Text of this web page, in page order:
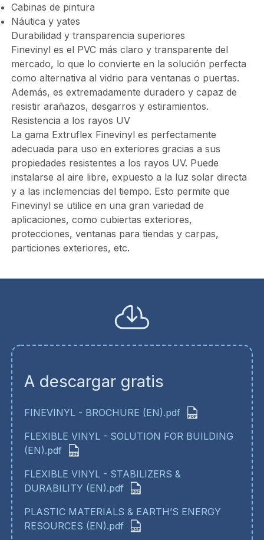
Cabinas de pintura
Náutica y yates
Durabilidad y transparencia superiores
Finevinyl es el PVC más claro y transparente del
mercado, lo que lo convierte en la solución perfecta
como alternativa al vidrio para ventanas o puertas.
Además, es extremadamente duradero y capaz de
resistir arañazos, desgarros y estiramientos.
Resistencia a los rayos UV
La gama Extruflex Finevinyl es perfectamente
adecuada para uso en exteriores gracias a sus
propiedades resistentes a los rayos UV. Puede
instalarse al aire libre, expuesto a la luz solar directa
y a las inclemencias del tiempo. Esto permite que
Finevinyl se utilice en una gran variedad de
aplicaciones, como cubiertas exteriores,
protecciones, ventanas para tiendas y carpas,
particiones exteriores, etc.
A descargar gratis
FINEVINYL - BROCHURE (EN).pdf
FLEXIBLE VINYL - SOLUTION FOR BUILDING
(EN).pdf
FLEXIBLE VINYL - STABILIZERS &
DURABILITY (EN).pdf
PLASTIC MATERIALS & EARTH’S ENERGY
RESOURCES (EN).pdf